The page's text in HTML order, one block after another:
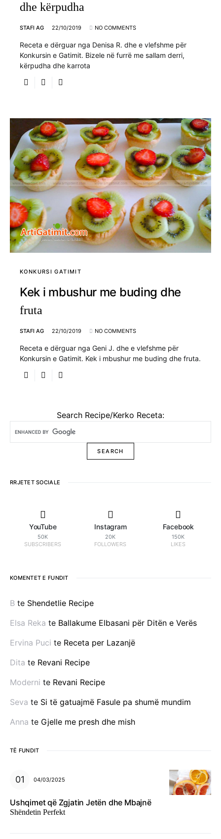
dhe kërpudha
STAFI AG 22/10/2019 NO COMMENTS
Receta e dërguar nga Denisa R. dhe e vlefshme për
Konkursin e Gatimit. Bizele në furrë me sallam derri,
kërpudha dhe karrota
KONKURSI GATIMIT
Kek i mbushur me buding dhe
fruta
STAFI AG 22/10/2019 NO COMMENTS
Receta e dërguar nga Geni J. dhe e vlefshme për
Konkursin e Gatimit. Kek i mbushur me buding dhe fruta.
Search Recipe/Kerko Receta:
RRJETET SOCIALE
YouTube
50K
SUBSCRIBERS
Instagram
20K
FOLLOWERS
Facebook
150K
LIKES
KOMENTET E FUNDIT
B te Shendetlie Recipe
Elsa Reka te Ballakume Elbasani për Ditën e Verës
Ervina Puci te Receta per Lazanjë
Dita te Revani Recipe
Moderni te Revani Recipe
Seva te Si të gatuajmë Fasule pa shumë mundim
Anna te Gjelle me presh dhe mish
TË FUNDIT
04/03/2025
Ushqimet që Zgjatin Jetën dhe Mbajnë
Shëndetin Perfekt